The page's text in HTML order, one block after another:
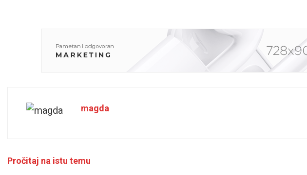
magda
Pročitaj na istu temu